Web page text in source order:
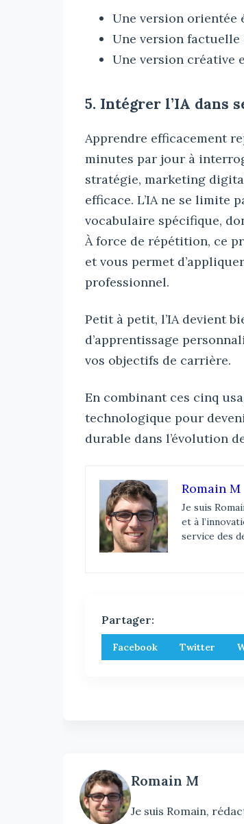
Une version
Une version
Une version créative
5. Intégrer l’IA dans
Apprendre efficacement
minutes par jour à
stratégie, marketing
efficace. L’IA ne se limite
vocabulaire spécifique,
À force de répétition, ce
et vous permet
professionnel.
Petit à petit, l’IA devient
d’apprentissage
vos objectifs de carrière.
En combinant ces cinq
technologique pour
durable dans l’évolution
Romain M
Je suis
et à
service des
Partager:
Facebook Twitter
Romain M
Je suis Romain,